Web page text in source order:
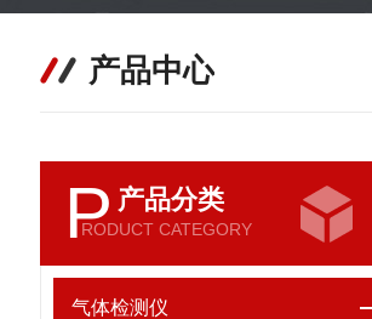
产品中心
P 产品分类
RODUCT CATEGORY
气体检测仪